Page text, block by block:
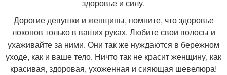
здоровье и силу.
Дорогие девушки и женщины, помните, что здоровье
локонов только в ваших руках. Любите свои волосы и
ухаживайте за ними. Они так же нуждаются в бережном
уходе, как и ваше тело. Ничто так не красит женщину, как
красивая, здоровая, ухоженная и сияющая шевелюра!